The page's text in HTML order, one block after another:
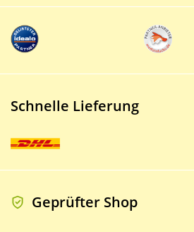
Schnelle Lieferung
Geprüfter Shop